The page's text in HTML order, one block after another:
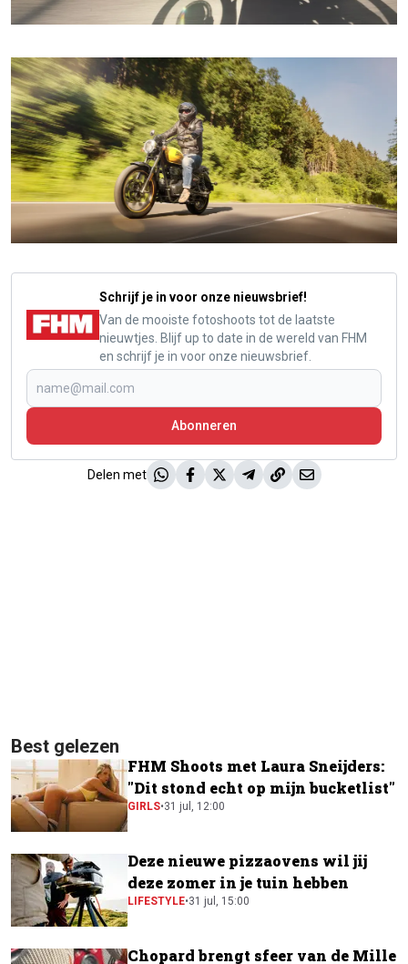
Schrijf je in voor onze nieuwsbrief!
Van de mooiste fotoshoots tot de laatste
nieuwtjes. Blijf up to date in de wereld van FHM
en schrijf je in voor onze nieuwsbrief.
Abonneren
Delen met
Best gelezen
FHM Shoots met Laura Sneijders:
"Dit stond echt op mijn bucketlist"
GIRLS•31 jul, 12:00
Deze nieuwe pizzaovens wil jij
deze zomer in je tuin hebben
LIFESTYLE•31 jul, 15:00
Chopard brengt sfeer van de Mille